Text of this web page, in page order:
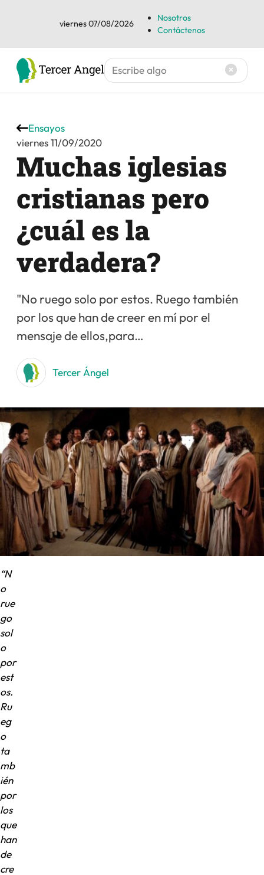
viernes 07/08/2026
Nosotros
Contáctenos
Muchas iglesias
cristianas pero
¿cuál es la
verdadera?
Ensayos
viernes 11/09/2020
"No ruego solo por estos. Ruego también
por los que han de creer en mí por el
mensaje de ellos,para…
Tercer Ángel
“N
o
rue
go
sol
o
por
est
os.
Ru
eg
o
ta
mb
ién
por
los
que
han
de
cre